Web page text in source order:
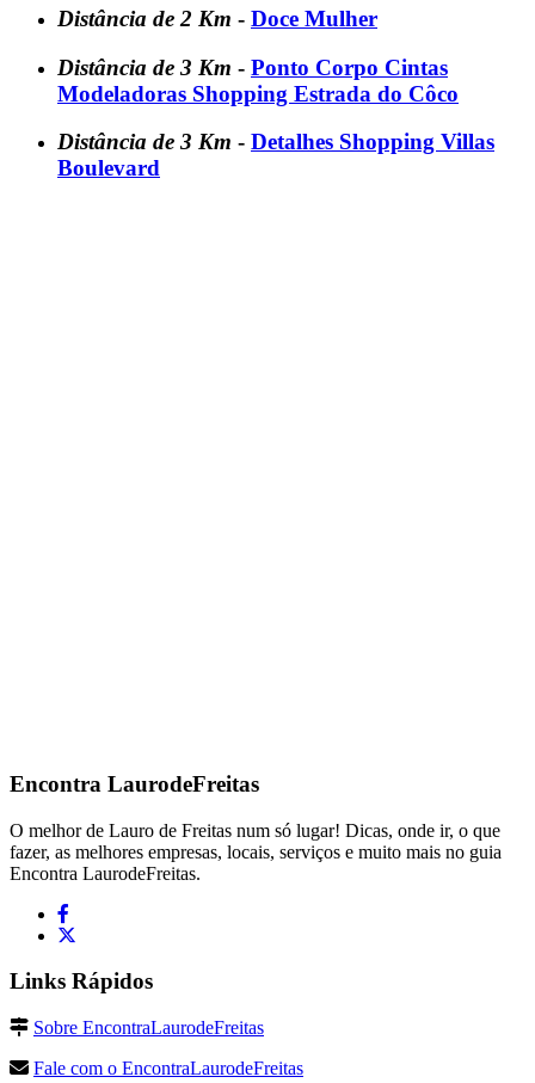
Distância de 2 Km - Doce Mulher
Distância de 3 Km - Ponto Corpo Cintas
Modeladoras Shopping Estrada do Côco
Distância de 3 Km - Detalhes Shopping Villas
Boulevard
Encontra LaurodeFreitas
O melhor de Lauro de Freitas num só lugar! Dicas, onde ir, o que
fazer, as melhores empresas, locais, serviços e muito mais no guia
Encontra LaurodeFreitas.
Links Rápidos
Sobre EncontraLaurodeFreitas
Fale com o EncontraLaurodeFreitas